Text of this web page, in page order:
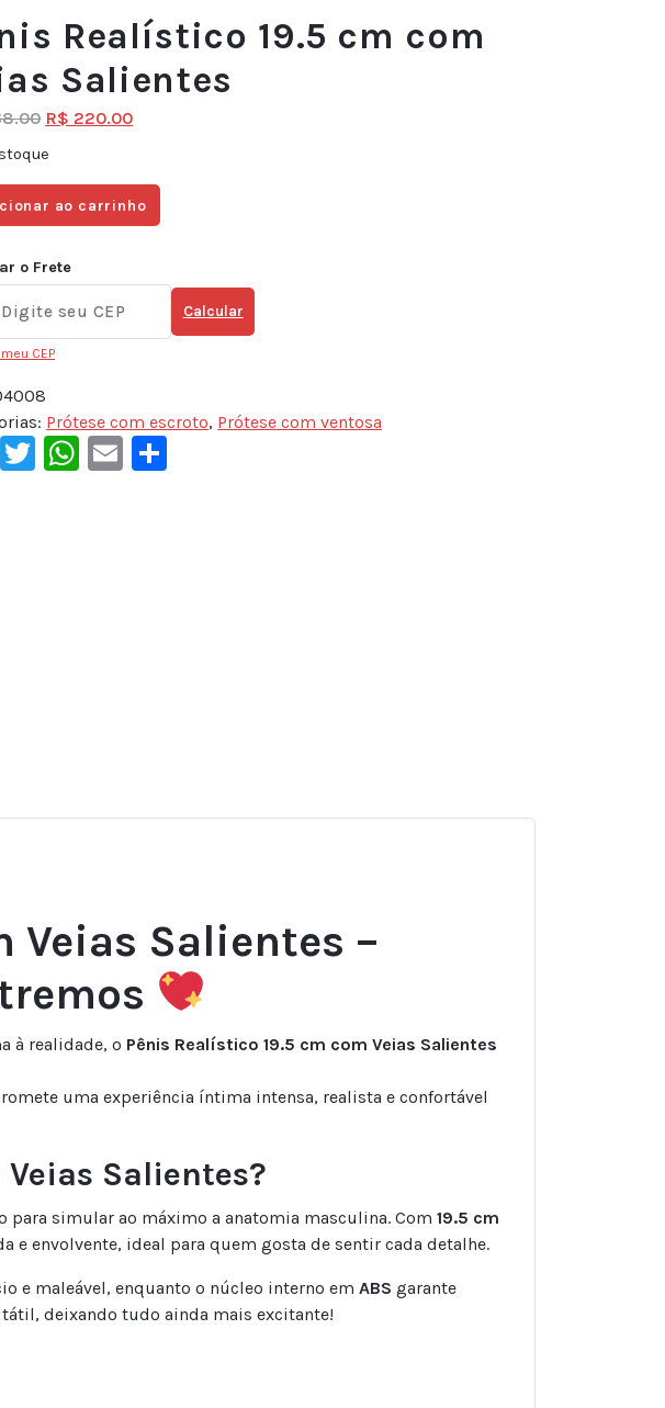
Realístico 19.5 cm com
Salientes
R$ 220.00
ao carrinho
o Frete
Calcular
CEP
Prótese com escroto, Prótese com ventosa
Facebook
Twitter
WhatsApp
Email
Veias Salientes –
à realidade, o Pênis Realístico 19.5 cm com Veias Salientes
uma experiência íntima intensa, realista e confortável
Veias Salientes?
para simular ao máximo a anatomia masculina. Com 19.5 cm
e envolvente, ideal para quem gosta de sentir cada detalhe.
e maleável, enquanto o núcleo interno em ABS garante
deixando tudo ainda mais excitante!